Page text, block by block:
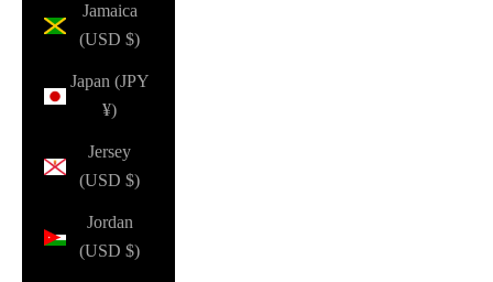
Jamaica
(USD $)
Japan (JPY
¥)
Jersey
(USD $)
Jordan
(USD $)